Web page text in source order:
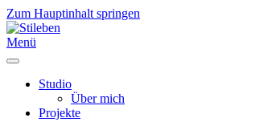
Zum Hauptinhalt springen
Menü
Studio
Über mich
Projekte